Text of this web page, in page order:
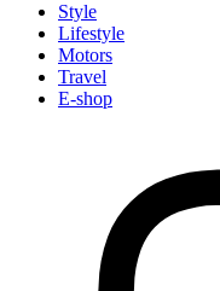
Style
Lifestyle
Motors
Travel
E-shop